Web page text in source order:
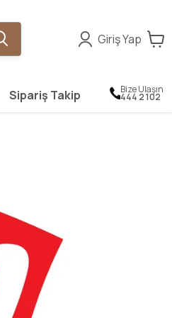
Giriş Yap
Sipariş Takip Bize Ulaşın
444 2 102